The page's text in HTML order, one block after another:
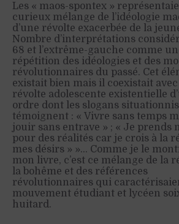
Les « maos-spontex »
curieux mélange de l’idéologie
d’une révolte exacerbée de la
Nombre d’interprétations
68 et l’extrême-gauche comme
répétition des idéologies et des
révolutionnaires du passé. Cet
existait bien mais il coexistait
révolte adolescente existentielle
ordre dont les slogans
témoignent : « Vivre sans temps
jouir sans entrave » ; « Je prends
pour des réalités car je crois à la
mes désirs » »… Comme je le
mon livre, c’est ce mélange de la
la bohême et des références
révolutionnaires qui
mouvement étudiant et lycéen
huitard.